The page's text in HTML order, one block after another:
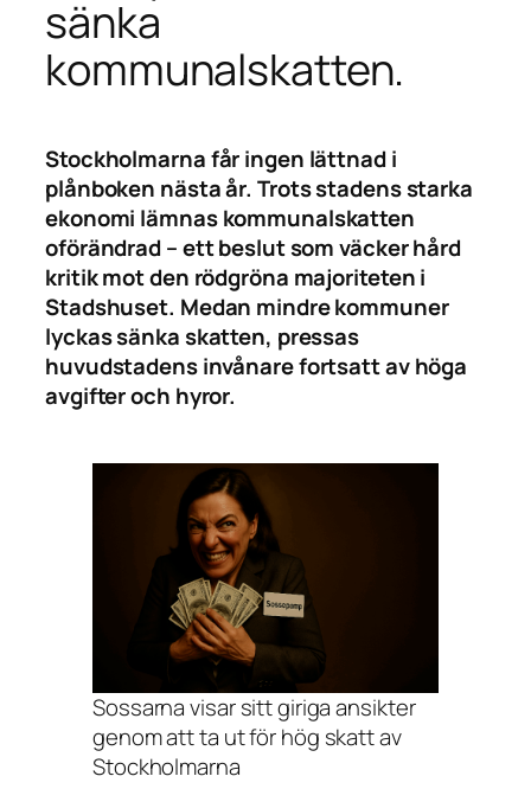
sänka
kommunalskatten.
Stockholmarna får ingen lättnad i
plånboken nästa år. Trots stadens starka
ekonomi lämnas kommunalskatten
oförändrad – ett beslut som väcker hård
kritik mot den rödgröna majoriteten i
Stadshuset. Medan mindre kommuner
lyckas sänka skatten, pressas
huvudstadens invånare fortsatt av höga
avgifter och hyror.
Sossarna visar sitt giriga ansikter
genom att ta ut för hög skatt av
Stockholmarna